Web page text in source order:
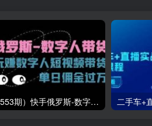
（11553期）快手俄罗斯-数字人带货，带你玩赚数字人短视频带货，单日佣金过万